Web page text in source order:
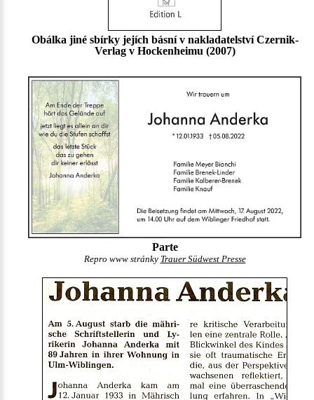
Obálka jiné sbírky jejích básní v nakladatelství Czernik-
Verlag v Hockenheimu (2007)
Parte
Repro www stránky Trauer Südwest Presse